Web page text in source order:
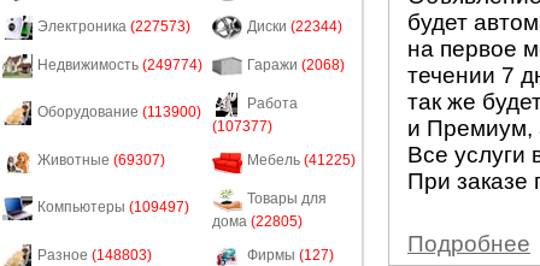
Электроника (227573) Диски (22344)
Недвижимость (249774) Гаражи (2068)
Оборудование (113900)
Работа
(107377)
Животные (69307) Мебель (41225)
Компьютеры (109497)
Товары для
дома (22805)
Разное (148803) Фирмы (127)
будет
на первое
течении 7
так же
и Премиум,
Все услуги
При заказе
Подробнее